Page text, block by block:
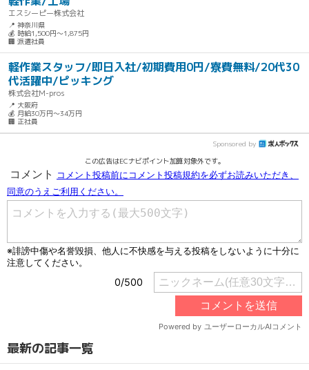
エスシーピー株式会社
📍 神奈川県
💰 時給1,500円～1,875円
🏢 派遣社員
軽作業スタッフ/即日入社/初期費用0円/寮費無料/20代30
代活躍中/ピッキング
株式会社M-pros
📍 大阪府
💰 月給30万円～34万円
🏢 正社員
Sponsored by
この広告はECナビポイント加算対象外です。
最新の記事一覧